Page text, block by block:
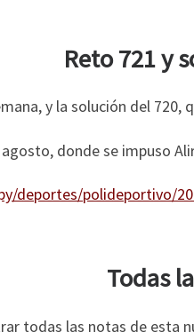
Reto 721 y
y la solución del
donde se impuso
deportes/polideportivo/
Todas
todas las notas de esta